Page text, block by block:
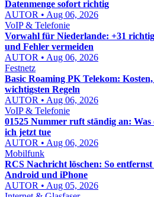
Datenmenge sofort richtig
AUTOR • Aug 06, 2026
VoIP & Telefonie
Vorwahl für Niederlande: +31
und Fehler vermeiden
AUTOR • Aug 06, 2026
Festnetz
Basic Roaming PK Telekom:
wichtigsten Regeln
AUTOR • Aug 06, 2026
VoIP & Telefonie
01525 Nummer ruft ständig an:
ich jetzt tue
AUTOR • Aug 06, 2026
Mobilfunk
RCS Nachricht löschen: So
Android und iPhone
AUTOR • Aug 05, 2026